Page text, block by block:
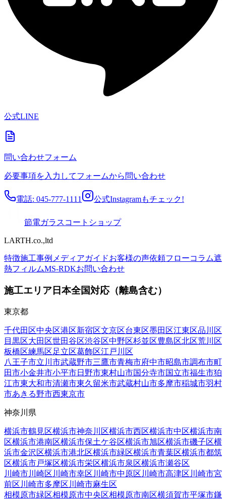
公式LINE
問い合わせフォーム
必要事項を入力してフォームから問い合わせ
電話: 045-777-1111 公式Instagramもチェック!
節電ガラスコートショップ
LARTH.co.,ltd
特徴施工事例 メディアガイドお客様の声依頼フローコラム遮
熱フィルムMS-RDKお問い合わせ
施工エリア 日本全国対応（離島含む）
東京都
千代田区中央区港区新宿区文京区台東区墨田区江東区品川区
目黒区大田区世田谷区渋谷区中野区杉並区豊島区北区荒川区
板橋区練馬区足立区葛飾区江戸川区
八王子市立川市武蔵野市三鷹市青梅市府中市昭島市調布市町
田市小金井市小平市日野市東村山市国分寺市国立市福生市狛
江市東大和市清瀬市東久留米市武蔵村山市多摩市稲城市羽村
市あきる野市西東京市
神奈川県
横浜市鶴見区横浜市神奈川区横浜市西区横浜市中区横浜市南
区横浜市港南区横浜市保土ケ谷区横浜市旭区横浜市磯子区横
浜市金沢区横浜市港北区横浜市緑区横浜市青葉区横浜市都筑
区横浜市戸塚区横浜市栄区横浜市泉区横浜市瀬谷区
川崎市川崎区 川崎市幸区 川崎市中原区 川崎市高津区 川崎市宮
前区 川崎市多摩区 川崎市麻生区
相模原市緑区相模原市中央区相模原市南区横須賀市平塚市鎌